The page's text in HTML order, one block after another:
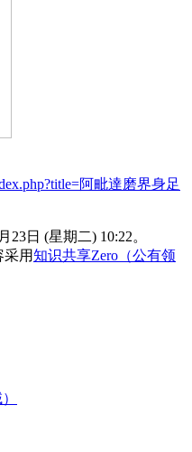
阿毗達磨界身足
23日 (星期二) 10:22。
用知识共享Zero（公有领